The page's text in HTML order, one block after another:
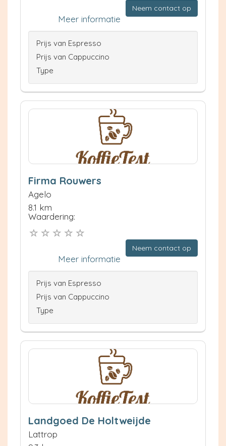
Neem contact op
Meer informatie
Prijs van Espresso
Prijs van Cappuccino
Type
Firma Rouwers
Agelo
8.1 km
Waardering:
Neem contact op
Meer informatie
Prijs van Espresso
Prijs van Cappuccino
Type
Landgoed De Holtweijde
Lattrop